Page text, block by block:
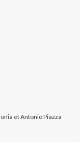
et Antonio Piazza